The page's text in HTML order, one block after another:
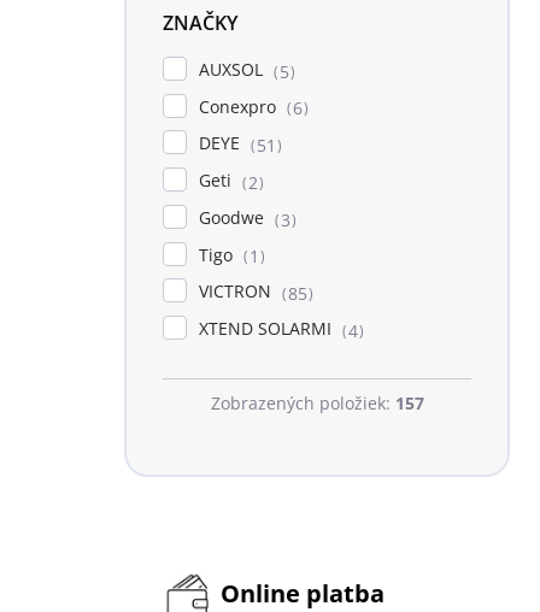
ZNAČKY
AUXSOL
5
Conexpro
6
DEYE
51
Geti
2
Goodwe
3
Tigo
1
VICTRON
85
XTEND SOLARMI
4
Zobrazených položiek: 157
Online platba